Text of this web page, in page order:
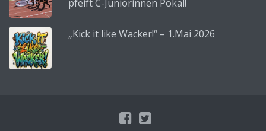
pfeift C-Juniorinnen Pokal!
„Kick it like Wacker!“ – 1.Mai 2026